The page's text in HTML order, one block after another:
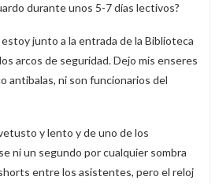
durante unos 5-7 días lectivos?
junto a la entrada de la Biblioteca
arcos de seguridad. Dejo mis enseres
antibalas, ni son funcionarios del
y lento y de uno de los
ni un segundo por cualquier sombra
entre los asistentes, pero el reloj